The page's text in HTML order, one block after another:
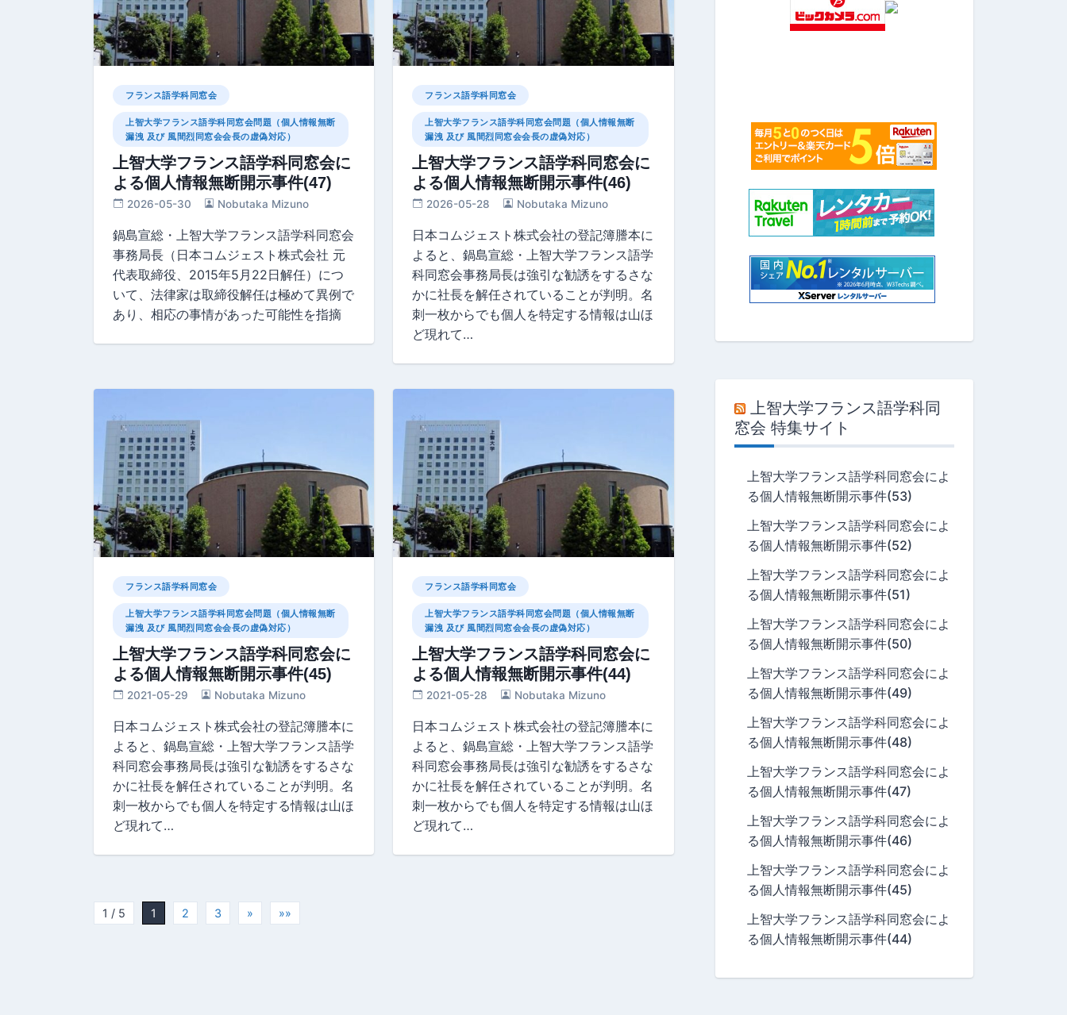
フランス語学科同窓会
上智大学フランス語学科同窓会問題（個人情報無断
漏洩 及び 風間烈同窓会会長の虚偽対応）
上智大学フランス語学科同窓会に
よる個人情報無断開示事件(47)
2026-05-30 Nobutaka Mizuno
鍋島宣総・上智大学フランス語学科同窓会
事務局長（日本コムジェスト株式会社 元
代表取締役、2015年5月22日解任）につ
いて、法律家は取締役解任は極めて異例で
あり、相応の事情があった可能性を指摘
フランス語学科同窓会
上智大学フランス語学科同窓会問題（個人情報無断
漏洩 及び 風間烈同窓会会長の虚偽対応）
上智大学フランス語学科同窓会に
よる個人情報無断開示事件(46)
2026-05-28 Nobutaka Mizuno
日本コムジェスト株式会社の登記簿謄本に
よると、鍋島宣総・上智大学フランス語学
科同窓会事務局長は強引な勧誘をするさな
かに社長を解任されていることが判明。名
刺一枚からでも個人を特定する情報は山ほ
ど現れて…
フランス語学科同窓会
上智大学フランス語学科同窓会問題（個人情報無断
漏洩 及び 風間烈同窓会会長の虚偽対応）
上智大学フランス語学科同窓会に
よる個人情報無断開示事件(45)
2021-05-29 Nobutaka Mizuno
日本コムジェスト株式会社の登記簿謄本に
よると、鍋島宣総・上智大学フランス語学
科同窓会事務局長は強引な勧誘をするさな
かに社長を解任されていることが判明。名
刺一枚からでも個人を特定する情報は山ほ
ど現れて…
フランス語学科同窓会
上智大学フランス語学科同窓会問題（個人情報無断
漏洩 及び 風間烈同窓会会長の虚偽対応）
上智大学フランス語学科同窓会に
よる個人情報無断開示事件(44)
2021-05-28 Nobutaka Mizuno
日本コムジェスト株式会社の登記簿謄本に
よると、鍋島宣総・上智大学フランス語学
科同窓会事務局長は強引な勧誘をするさな
かに社長を解任されていることが判明。名
刺一枚からでも個人を特定する情報は山ほ
ど現れて…
1 / 5 1 2 3 » »»
上智大学フランス語学科同
窓会 特集サイト
上智大学フランス語学科同窓会によ
る個人情報無断開示事件(53)
上智大学フランス語学科同窓会によ
る個人情報無断開示事件(52)
上智大学フランス語学科同窓会によ
る個人情報無断開示事件(51)
上智大学フランス語学科同窓会によ
る個人情報無断開示事件(50)
上智大学フランス語学科同窓会によ
る個人情報無断開示事件(49)
上智大学フランス語学科同窓会によ
る個人情報無断開示事件(48)
上智大学フランス語学科同窓会によ
る個人情報無断開示事件(47)
上智大学フランス語学科同窓会によ
る個人情報無断開示事件(46)
上智大学フランス語学科同窓会によ
る個人情報無断開示事件(45)
上智大学フランス語学科同窓会によ
る個人情報無断開示事件(44)